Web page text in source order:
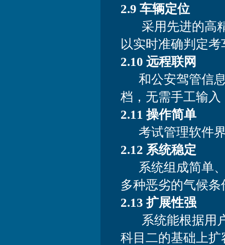
2.9 车辆定位
采用先进的高精
以实时准确判定
2.10 远程联网
和公安驾管信息
档，无需手工输
2.11 操作简单
考试管理软件界
2.12 系统稳定
系统组成简单、
多种恶劣的气候条
2.13 扩展性强
系统能根据用户
科目二的基础上